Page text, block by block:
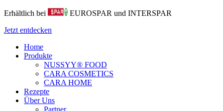
Erhältlich bei
EUROSPAR und INTERSPAR
Jetzt entdecken
Home
Produkte
NUSSYY® FOOD
CARA COSMETICS
CARA HOME
Rezepte
Über Uns
Partner